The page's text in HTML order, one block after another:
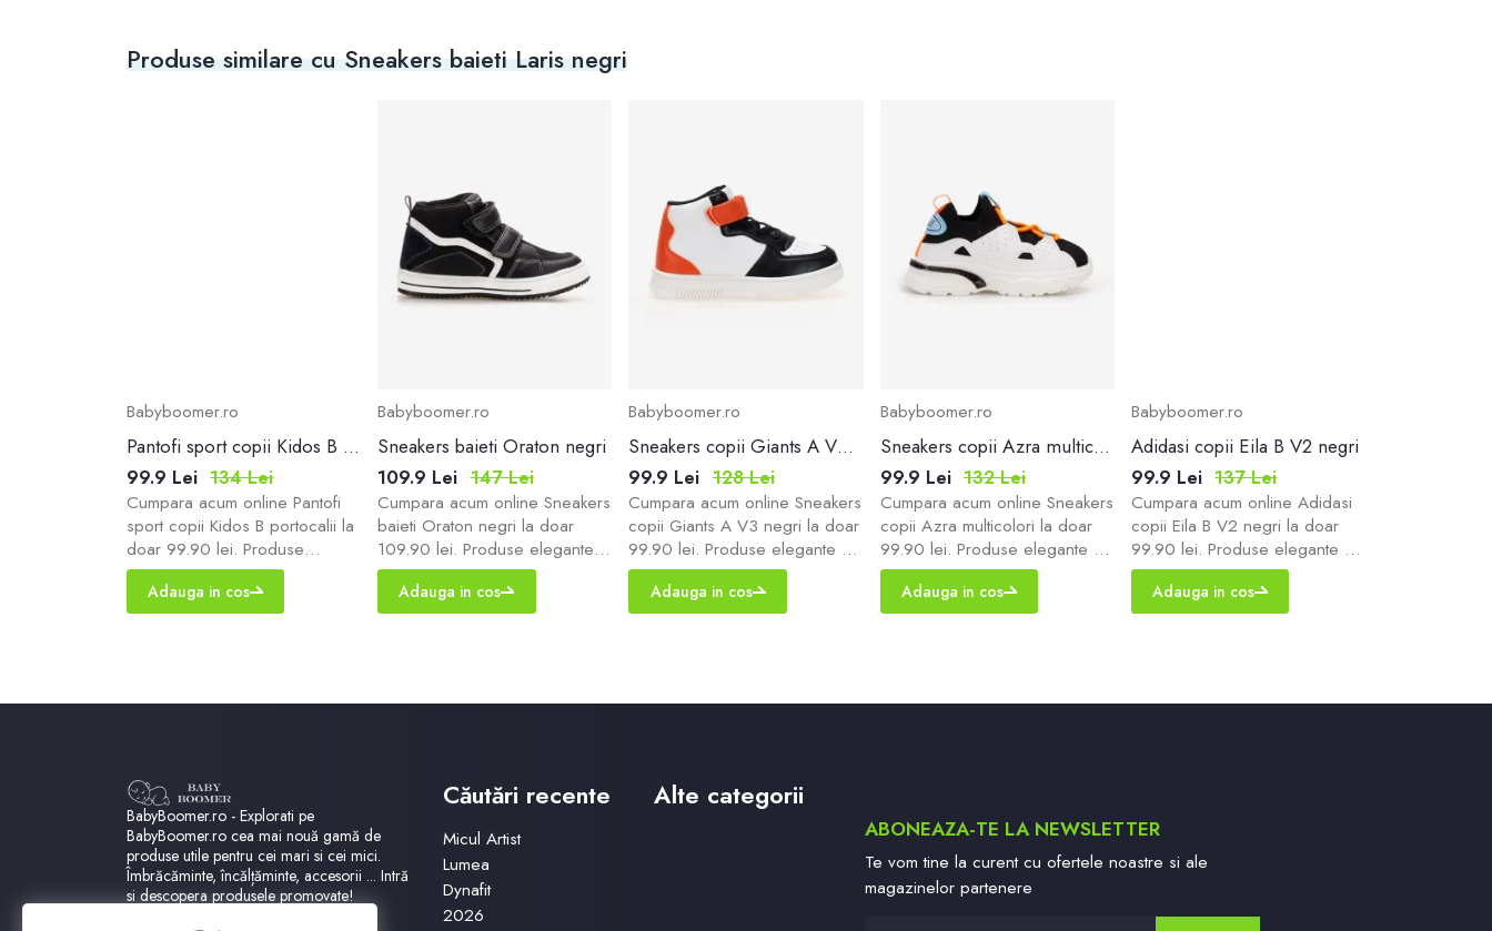
Produse similare cu Sneakers baieti Laris negri
Babyboomer.ro
Pantofi sport copii Kidos B portocalii
99.9 Lei 134 Lei
Cumpara acum online Pantofi
sport copii Kidos B portocalii la
doar 99.90 lei. Produse
elegante de calitate cu livrare
rapida! Zapatos magazinul tau
de incaltaminte!
Adauga in cos
Babyboomer.ro
Sneakers baieti Oraton negri
109.9 Lei 147 Lei
Cumpara acum online Sneakers
baieti Oraton negri la doar
109.90 lei. Produse elegante
de calitate cu livrare rapida!
Zapatos magazinul tau de
incaltaminte!
Adauga in cos
Babyboomer.ro
Sneakers copii Giants A V3 negri
99.9 Lei 128 Lei
Cumpara acum online Sneakers
copii Giants A V3 negri la doar
99.90 lei. Produse elegante de
calitate cu livrare rapida!
Zapatos magazinul tau de
incaltaminte!
Adauga in cos
Babyboomer.ro
Sneakers copii Azra multicolori
99.9 Lei 132 Lei
Cumpara acum online Sneakers
copii Azra multicolori la doar
99.90 lei. Produse elegante de
calitate cu livrare rapida!
Zapatos magazinul tau de
incaltaminte!
Adauga in cos
Babyboomer.ro
Adidasi copii Eila B V2 negri
99.9 Lei 137 Lei
Cumpara acum online Adidasi
copii Eila B V2 negri la doar
99.90 lei. Produse elegante de
calitate cu livrare rapida!
Zapatos magazinul tau de
incaltaminte!
Adauga in cos
BabyBoomer.ro - Explorati pe
BabyBoomer.ro cea mai nouă gamă de
produse utile pentru cei mari si cei mici.
Îmbrăcăminte, încălțăminte, accesorii ... Intră
si descopera produsele promovate!
Căutări recente
Micul Artist
Lumea
Dynafit
2026
Alte categorii
ABONEAZA-TE LA NEWSLETTER
Te vom tine la curent cu ofertele noastre si ale
magazinelor partenere